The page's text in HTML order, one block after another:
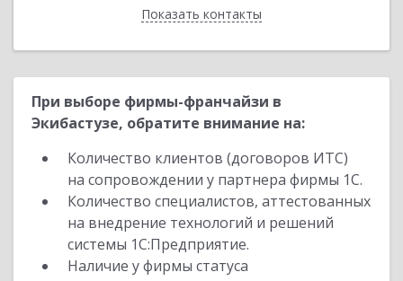
Показать контакты
Назад
При выборе фирмы-франчайзи в
Экибастузе, обратите внимание на:
Количество клиентов (договоров ИТС)
на сопровождении у партнера фирмы 1С.
Количество специалистов, аттестованных
на внедрение технологий и решений
системы 1С:Предприятие.
Наличие у фирмы статуса